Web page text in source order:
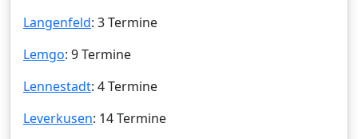
Langenfeld: 3 Termine
Lemgo: 9 Termine
Lennestadt: 4 Termine
Leverkusen: 14 Termine